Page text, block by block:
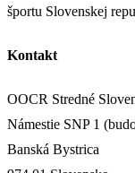
športu Slovenskej
Kontakt
OOCR Stredné
Námestie SNP 1
Banská Bystrica